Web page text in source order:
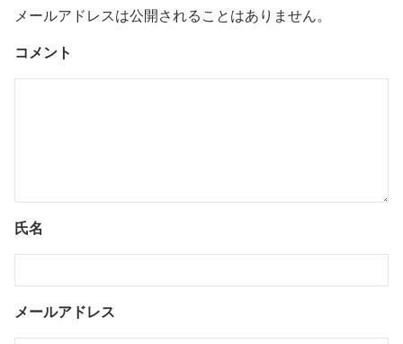
メールアドレスは公開されることはありません。
コメント
氏名
メールアドレス